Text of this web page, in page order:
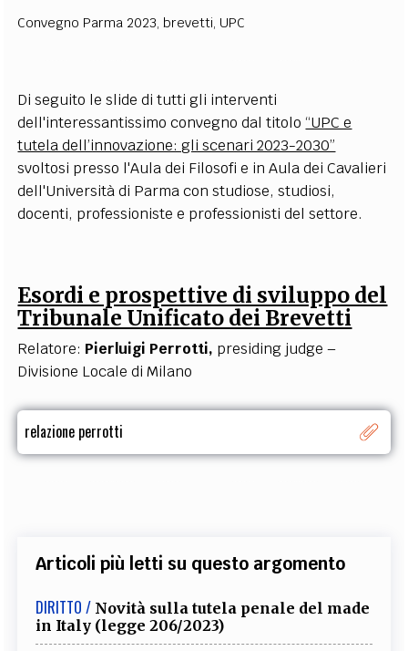
Convegno Parma 2023,brevetti, UPC
Di seguito le slide di tutti gli interventi
dell'interessantissimo convegno dal titolo“UPC e
tutela dell’innovazione: gli scenari 2023-2030”
svoltosi presso l'Aula dei Filosofi e in Aula dei Cavalieri
dell'Università di Parma con studiose, studiosi,
docenti, professioniste e professionisti del settore.
Esordi e prospettive di sviluppo del
Tribunale Unificato dei Brevetti
Relatore: Pierluigi Perrotti, presiding judge –
Divisione Locale di Milano
relazione perrotti
Articoli più letti su questo argomento
DIRITTO / Novità sulla tutela penale del made
in Italy (legge 206/2023)